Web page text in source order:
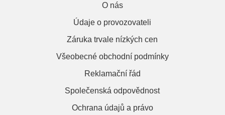
O nás
Údaje o provozovateli
Záruka trvale nízkých cen
Všeobecné obchodní podmínky
Reklamační řád
Společenská odpovědnost
Ochrana údajů a právo